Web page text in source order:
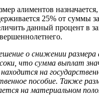
алиментов
25% от суммы
данный процент в
о снижении размера
что сумма выплат
на
пособие. Также
на материальном